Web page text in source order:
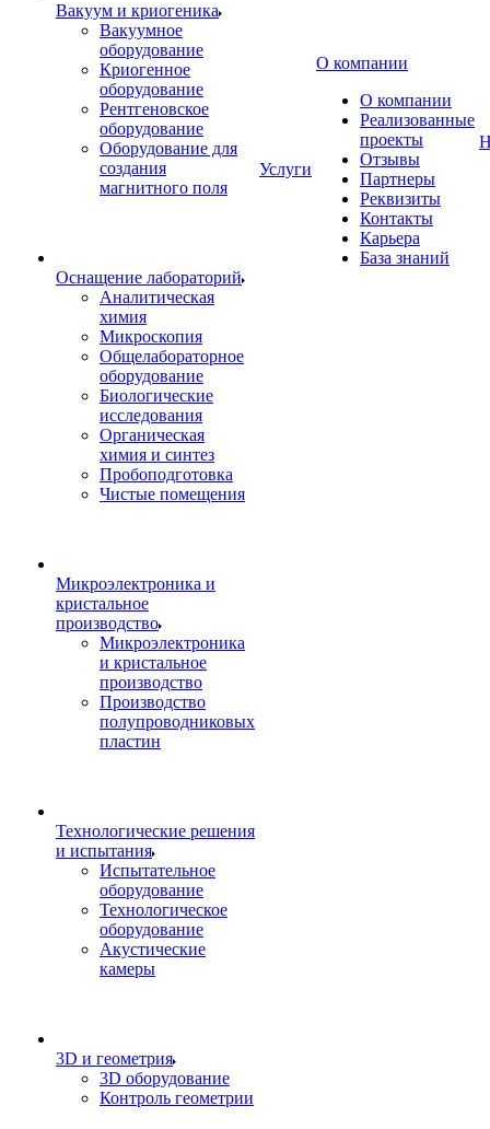
Вакуум и криогеника
Вакуумное
оборудование
Криогенное
оборудование
Рентгеновское
оборудование
Оборудование для
создания
магнитного поля
Оснащение лабораторий
Аналитическая
химия
Микроскопия
Общелабораторное
оборудование
Биологические
исследования
Органическая
химия и синтез
Пробоподготовка
Чистые помещения
Микроэлектроника и
кристальное
производство
Микроэлектроника
и кристальное
производство
Производство
полупроводниковых
пластин
Технологические решения
и испытания
Испытательное
оборудование
Технологическое
оборудование
Акустические
камеры
3D и геометрия
3D оборудование
Контроль геометрии
Услуги
О компании
О компании
Реализованные
проекты
Отзывы
Партнеры
Реквизиты
Контакты
Карьера
База знаний